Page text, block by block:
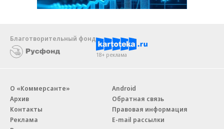
Благотворительный фонд
18+ реклама
О «Коммерсанте»
Архив
Контакты
Реклама
Android
Обратная связь
Правовая информация
E-mail рассылки